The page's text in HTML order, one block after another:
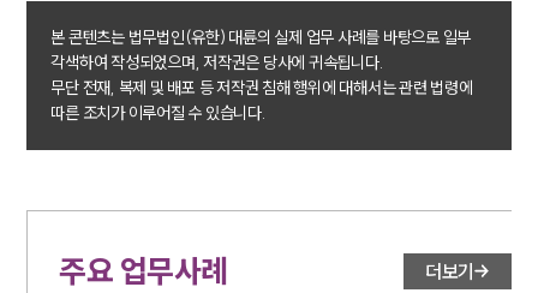
법률 블로그
법률서식
뉴스레터/브로슈어
세미나
본 콘텐츠는 법무법인(유한) 대륜의 실제 업무 사례를 바탕으로 일부
각색하여 작성되었으며, 저작권은 당사에 귀속됩니다.
무단 전재, 복제 및 배포 등 저작권 침해 행위에 대해서는 관련 법령에
따른 조치가 이루어질 수 있습니다.
주요 업무사례 더보기